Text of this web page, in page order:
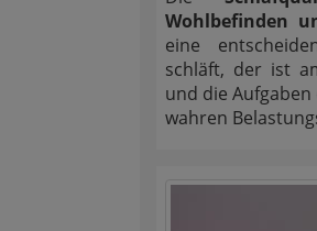
Wohlbefinden
eine
schläft, der ist
und die
wahren